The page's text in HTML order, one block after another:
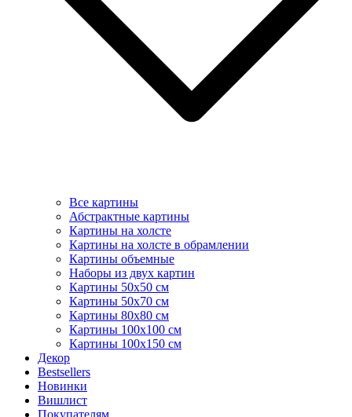
Все картины
Абстрактные картины
Картины на холсте
Картины на холсте в обрамлении
Картины объемные
Наборы из двух картин
Картины 50х50 см
Картины 50х70 см
Картины 80х80 см
Картины 100х100 см
Картины 100х150 см
Декор
Bestsellers
Новинки
Вишлист
Покупателям